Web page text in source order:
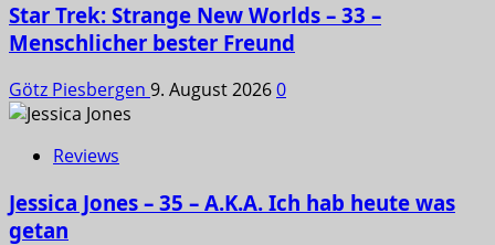
Star Trek: Strange New Worlds – 33 –
Menschlicher bester Freund
Götz Piesbergen 9. August 20260
Reviews
Jessica Jones – 35 – A.K.A. Ich hab heute was
getan